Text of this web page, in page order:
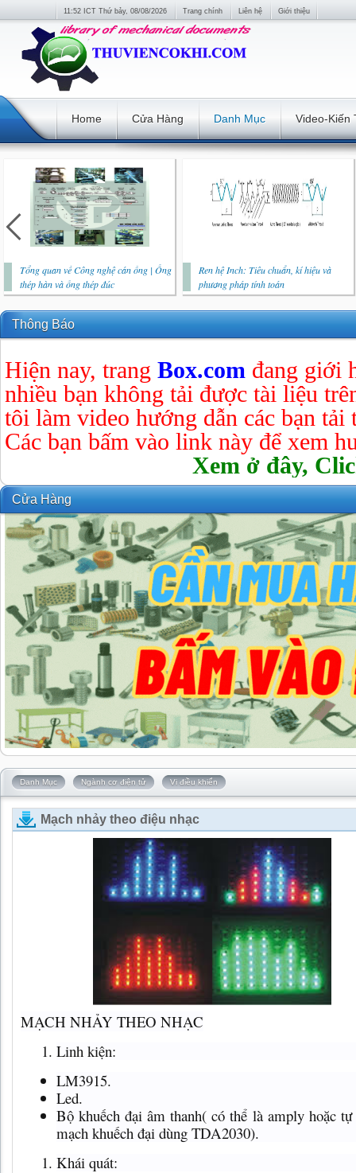
11:52 ICT Thứ bảy, 08/08/2026 Trang chính Liên hệ Giới thiệu
Home Cửa Hàng Danh Mục Video-Kiến
Tổng quan về Công nghệ cán ống | Ống
thép hàn và ống thép đúc
Ren hệ Inch: Tiêu chuẩn, kí hiệu và
phương pháp tính toán
Thông Báo
Hiện nay, trang Box.com đang giới
nhiều bạn không tải được tài liệu
tôi làm video hướng dẫn các bạn tải
Các bạn bấm vào link này để xem
Xem ở đây,
Cửa Hàng
Danh Mục Ngành cơ điện tử Vi điều khiển
Mạch nhảy theo điệu nhạc
MẠCH NHẢY THEO NHẠC
Linh kiện:
LM3915.
Led.
Bộ khuếch đại âm thanh( có thể là amply hoặc
mạch khuếch đại dùng TDA2030).
Khái quát: